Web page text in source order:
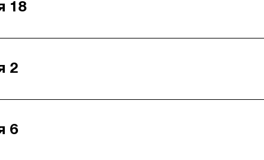
18
2
6